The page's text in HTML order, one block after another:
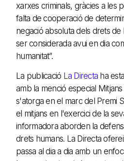
xarxes criminals, gràcies a les
falta de cooperació de
negació absoluta dels drets de
ser considerada avui en dia
humanitat”.
La publicació La Directa ha
amb la menció especial
s'atorga en el marc del Premi
el mitjans en l'exercici de la
informadora aborden la
drets humans. La Directa
passa al dia a dia amb un